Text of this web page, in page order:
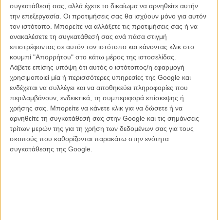
συγκατάθεσή σας, αλλά έχετε το δικαίωμα να αρνηθείτε αυτήν
την επεξεργασία. Οι προτιμήσεις σας θα ισχύουν μόνο για αυτόν
τον ιστότοπο. Μπορείτε να αλλάξετε τις προτιμήσεις σας ή να
ανακαλέσετε τη συγκατάθεσή σας ανά πάσα στιγμή
επιστρέφοντας σε αυτόν τον ιστότοπο και κάνοντας κλικ στο
κουμπί "Απορρήτου" στο κάτω μέρος της ιστοσελίδας.
Λάβετε επίσης υπόψη ότι αυτός ο ιστότοπος/η εφαρμογή
χρησιμοποιεί μία ή περισσότερες υπηρεσίες της Google και
ενδέχεται να συλλέγει και να αποθηκεύει πληροφορίες που
περιλαμβάνουν, ενδεικτικά, τη συμπεριφορά επίσκεψης ή
χρήσης σας. Μπορείτε να κάνετε κλικ για να δώσετε ή να
αρνηθείτε τη συγκατάθεσή σας στην Google και τις σημάνσεις
τρίτων μερών της για τη χρήση των δεδομένων σας για τους
σκοπούς που καθορίζονται παρακάτω στην ενότητα
συγκατάθεσης της Google.
Αλλά δεν είναι. Το κάθε μικρό σκετς είναι κι ένα στερεότυπο, μια
ιδεούλα, η γυναίκα πειρασμός, ο φόβος για μια κατηγορία
κακοποίησης, το εύκολο χρήμα, η δειλία μπροστά στο ανδρικό
πρότυπο, η ανδρική φιλία, η μπάλα, όλα λίγο ανούσια, λίγο
προβλέψιμα και πάρα πολύ... ανδρικά, άνδρας ήρωας, άνδρες
σκηνοθέτες και σεναριογράφοι γαρ. Το κλίμα είναι σατιρικό, το
αντικείμενο η υποκρισία στη σύγχρονη αργεντίνικη κοινωνία αλλά
και η κατάπτωσή της (και του κόσμου ολόκληρου), όμως σ' ένα
τερέν μάλλον παρωχημένο, αλλά και οριακά διασκεδαστικό για ένα
πρώτο θερινό σινεμά με μπύρα στο χέρι.